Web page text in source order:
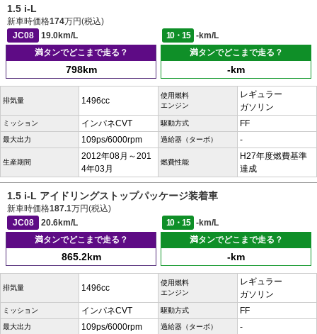
1.5 i-L
新車時価格174万円(税込)
JC08
19.0km/L 10・15
-km/L
満タンでどこまで走る？
798km
満タンでどこまで走る？
-km
排気量 1496cc
使用燃料
エンジン
レギュラー
ガソリン
ミッション インパネCVT 駆動方式 FF
最大出力 109ps/6000rpm 過給器（ターボ） -
生産期間
2012年08月～201
4年03月
燃費性能
H27年度燃費基準
達成
1.5 i-L アイドリングストップパッケージ装着車
新車時価格187.1万円(税込)
JC08
20.6km/L 10・15
-km/L
満タンでどこまで走る？
865.2km
満タンでどこまで走る？
-km
排気量 1496cc
使用燃料
エンジン
レギュラー
ガソリン
ミッション インパネCVT 駆動方式 FF
最大出力 109ps/6000rpm 過給器（ターボ） -